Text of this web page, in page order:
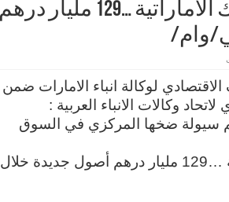
شهرا البنوك
مليار
درهم
سيولة
ضخها
في
شهرا
لوكالة انباء الامارات ضمن
وكالات الانباء العربية :
درهم سيولة ضخها المركزي في السوق
البنوك الاماراتية …129 مليار درهم أصول جديدة خلال